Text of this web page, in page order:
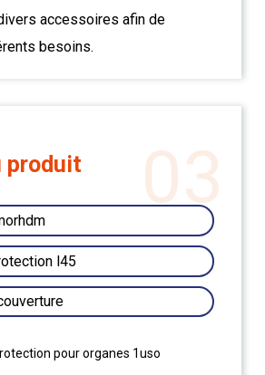
accessoires afin de
besoins.
03
produit